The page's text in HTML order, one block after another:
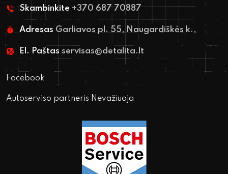
Skambinkite +370 687 70887
Adresas Garliavos pl. 55, Naugardiškės k.,
El. Paštas servisas@detalita.lt
Facebook
Autoserviso partneris Nevažiuoja